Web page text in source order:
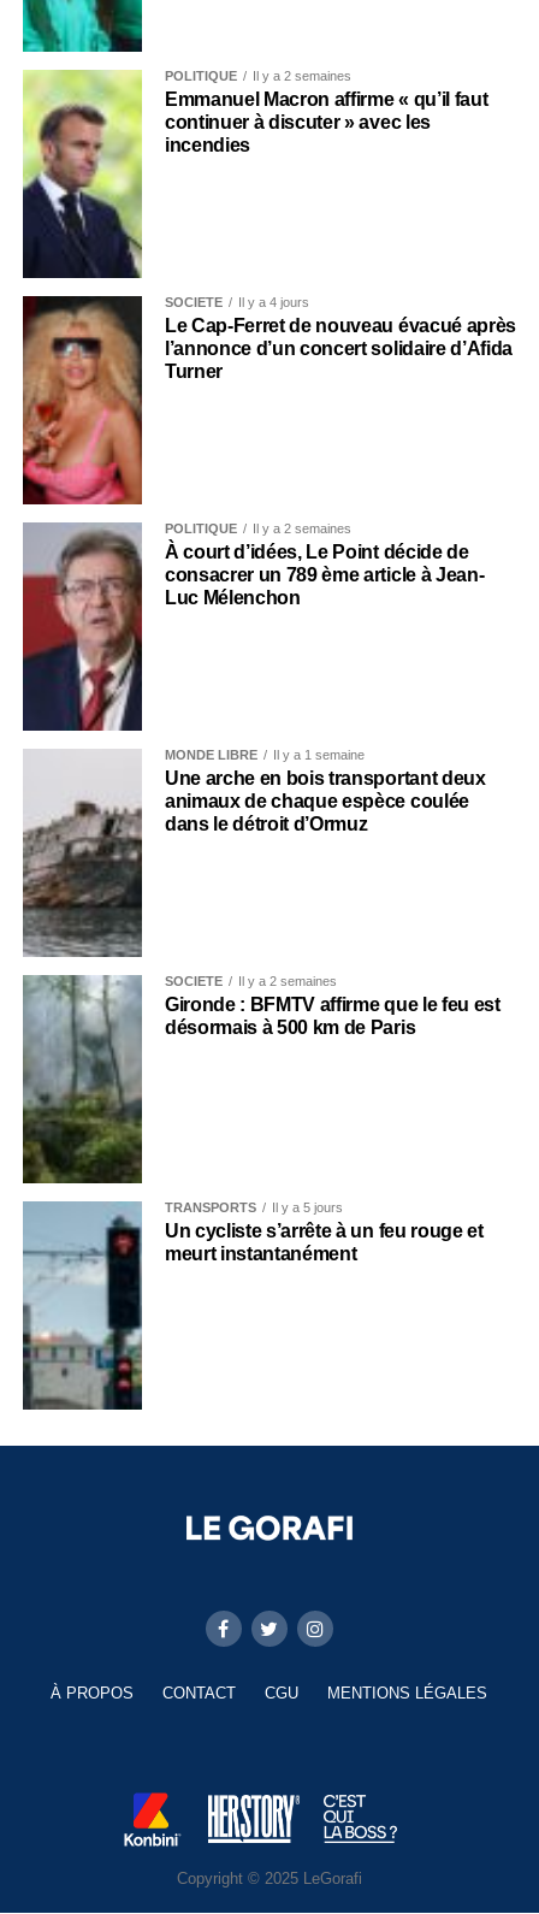
POLITIQUE Il y a 2 semaines
Emmanuel Macron affirme « qu’il faut
continuer à discuter » avec les
incendies
SOCIÉTÉ Il y a 4 jours
Le Cap-Ferret de nouveau évacué après
l’annonce d’un concert solidaire d’Afida
Turner
POLITIQUE Il y a 2 semaines
À court d’idées, Le Point décide de
consacrer un 789 ème article à Jean-
Luc Mélenchon
MONDE LIBRE Il y a 1 semaine
Une arche en bois transportant deux
animaux de chaque espèce coulée
dans le détroit d’Ormuz
SOCIÉTÉ Il y a 2 semaines
Gironde : BFMTV affirme que le feu est
désormais à 500 km de Paris
TRANSPORTS Il y a 5 jours
Un cycliste s’arrête à un feu rouge et
meurt instantanément
À PROPOS CONTACT CGU MENTIONS LÉGALES
Copyright © 2025 LeGorafi